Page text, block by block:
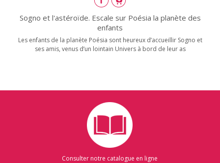
Sogno et l'astéroïde. Escale sur Poésia la planète des
enfants
Les enfants de la planète Poésia sont heureux d’accueillir Sogno et
ses amis, venus d’un lointain Univers à bord de leur as
Consulter notre catalogue en ligne